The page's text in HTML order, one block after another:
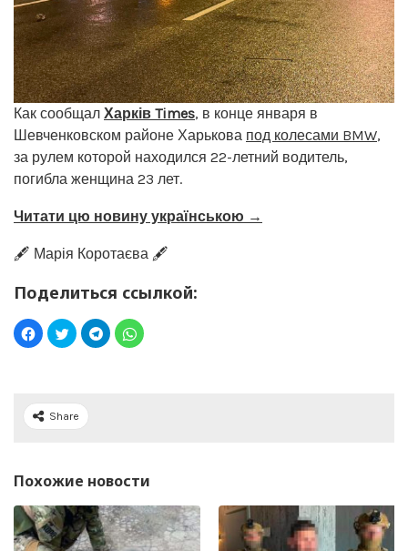
Как сообщал Харків Times, в конце января в
Шевченковском районе Харькова под колесами BMW,
за рулем которой находился 22-летний водитель,
погибла женщина 23 лет.
Читати цю новину українською →
🖋️ Марія Коротаєва 🖋️
Поделиться ссылкой:
Share
Похожие новости